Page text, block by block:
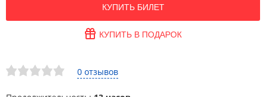
0 отзывов
КУПИТЬ БИЛЕТ
КУПИТЬ В ПОДАРОК